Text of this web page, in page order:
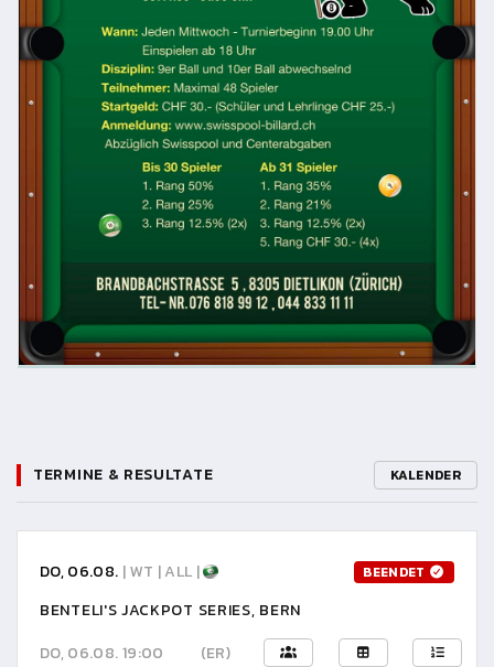
TERMINE & RESULTATE KALENDER
DO, 06.08. | WT | ALL | BEENDET
BENTELI'S JACKPOT SERIES, BERN
DO, 06.08. 19:00
(ER)